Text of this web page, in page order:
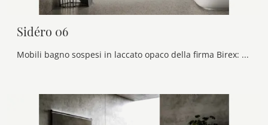
Sidéro 06
Mobili bagno sospesi in laccato opaco della firma Birex: clicca e scopri l'arredo bagno moderno Sidéro 06 per il bagno di casa.